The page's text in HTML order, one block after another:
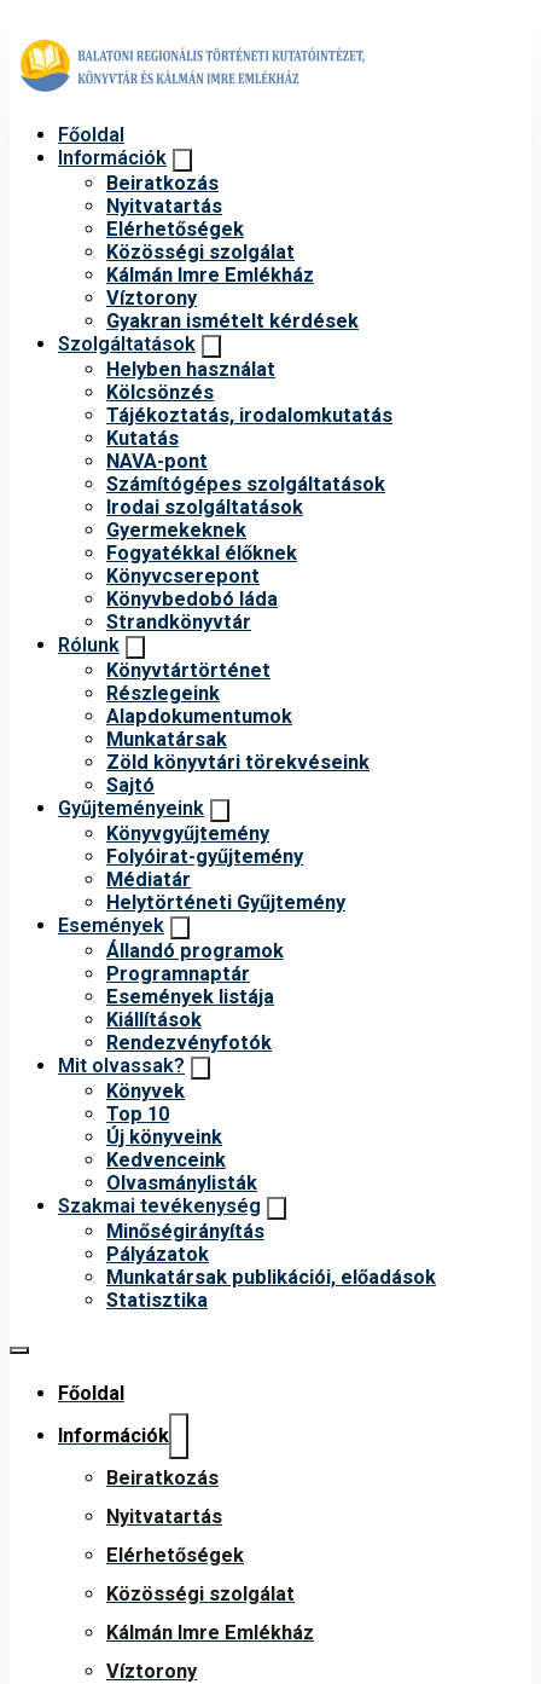
Főoldal
Információk
Beiratkozás
Nyitvatartás
Elérhetőségek
Közösségi szolgálat
Kálmán Imre Emlékház
Víztorony
Gyakran ismételt kérdések
Szolgáltatások
Helyben használat
Kölcsönzés
Tájékoztatás, irodalomkutatás
Kutatás
NAVA-pont
Számítógépes szolgáltatások
Irodai szolgáltatások
Gyermekeknek
Fogyatékkal élőknek
Könyvcserepont
Könyvbedobó láda
Strandkönyvtár
Rólunk
Könyvtártörténet
Részlegeink
Alapdokumentumok
Munkatársak
Zöld könyvtári törekvéseink
Sajtó
Gyűjteményeink
Könyvgyűjtemény
Folyóirat-gyűjtemény
Médiatár
Helytörténeti Gyűjtemény
Események
Állandó programok
Programnaptár
Események listája
Kiállítások
Rendezvényfotók
Mit olvassak?
Könyvek
Top 10
Új könyveink
Kedvenceink
Olvasmánylisták
Szakmai tevékenység
Minőségirányítás
Pályázatok
Munkatársak publikációi, előadások
Statisztika
Főoldal
Információk
Beiratkozás
Nyitvatartás
Elérhetőségek
Közösségi szolgálat
Kálmán Imre Emlékház
Víztorony